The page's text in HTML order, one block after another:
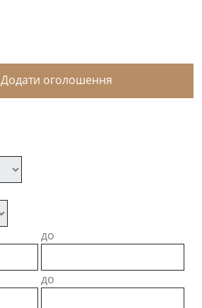
Додати оголошення
до
до